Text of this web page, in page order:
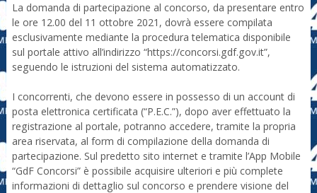
La domanda di partecipazione al concorso, da presentare entro
le ore 12.00 del 11 ottobre 2021, dovrà essere compilata
esclusivamente mediante la procedura telematica disponibile
sul portale attivo all’indirizzo “https://concorsi.gdf.gov.it”,
seguendo le istruzioni del sistema automatizzato.
I concorrenti, che devono essere in possesso di un account di
posta elettronica certificata (“P.E.C.”), dopo aver effettuato la
registrazione al portale, potranno accedere, tramite la propria
area riservata, al form di compilazione della domanda di
partecipazione. Sul predetto sito internet e tramite l’App Mobile
“GdF Concorsi” è possibile acquisire ulteriori e più complete
informazioni di dettaglio sul concorso e prendere visione del